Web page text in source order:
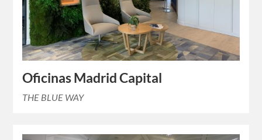
Oficinas Madrid Capital
THE BLUE WAY